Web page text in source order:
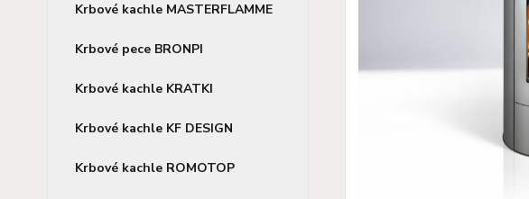
Krbové kachle MASTERFLAMME
Krbové pece BRONPI
Krbové kachle KRATKI
Krbové kachle KF DESIGN
Krbové kachle ROMOTOP